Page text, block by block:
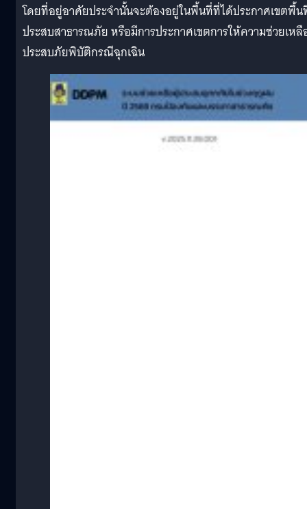
โดยที่อยู่อาศัยประจำนั้นจะต้องอยู่ในพื้นที่ที่ได้ประกาศเขตพื้
ประสบสาธารณภัย หรือมีการประกาศเขตการให้ความช่วยเห
ประสบภัยพิบัติกรณีฉุกเฉิน